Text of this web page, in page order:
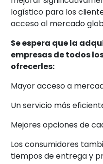
logístico para los
acceso al mercado
Se espera que la
empresas de todos
ofrecerles:
Mayor acceso a
Un servicio más
Mejores opciones de
Los consumidores
tiempos de entrega y